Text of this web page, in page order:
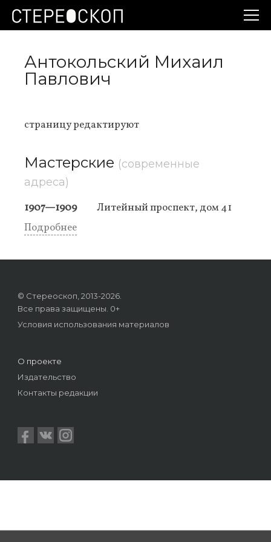
Антокольский Михаил
Павлович
страницу редактируют
Мастерские (современные
адреса)
1907—1909
Литейный проспект, дом 41
Подробнее
© Стереоскоп, 2013-2026.
Все права защищены. 0+
Условия использования материалов
О проекте
Издательство
Контакты редакции